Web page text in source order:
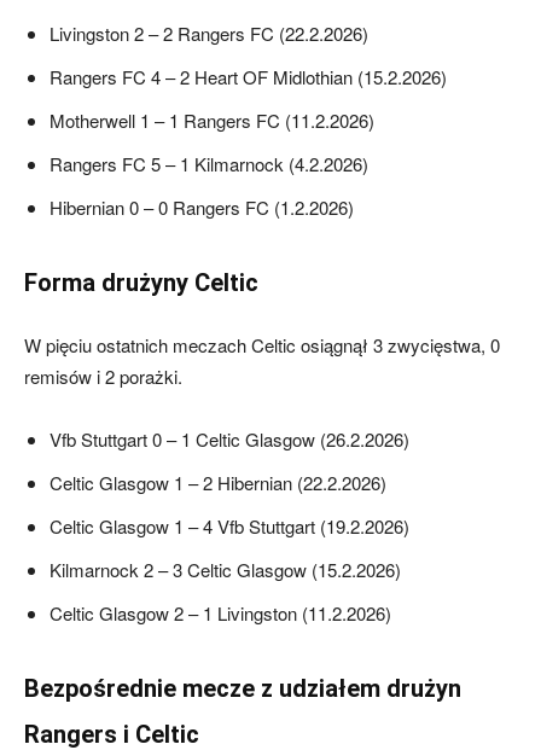
Livingston 2 – 2 Rangers FC (22.2.2026)
Rangers FC 4 – 2 Heart OF Midlothian (15.2.2026)
Motherwell 1 – 1 Rangers FC (11.2.2026)
Rangers FC 5 – 1 Kilmarnock (4.2.2026)
Hibernian 0 – 0 Rangers FC (1.2.2026)
Forma drużyny Celtic
W pięciu ostatnich meczach Celtic osiągnął 3 zwycięstwa, 0
remisów i 2 porażki.
Vfb Stuttgart 0 – 1 Celtic Glasgow (26.2.2026)
Celtic Glasgow 1 – 2 Hibernian (22.2.2026)
Celtic Glasgow 1 – 4 Vfb Stuttgart (19.2.2026)
Kilmarnock 2 – 3 Celtic Glasgow (15.2.2026)
Celtic Glasgow 2 – 1 Livingston (11.2.2026)
Bezpośrednie mecze z udziałem drużyn
Rangers i Celtic